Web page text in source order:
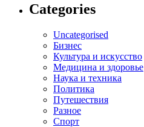
Categories
Uncategorised
Бизнес
Культура и искусство
Медицина и здоровье
Наука и техника
Политика
Путешествия
Разное
Спорт